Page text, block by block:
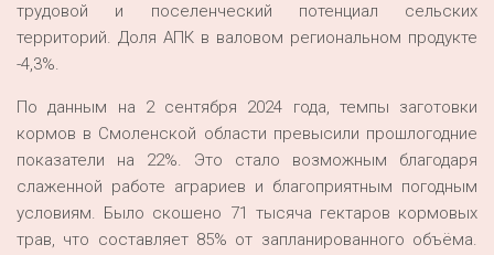
трудовой и поселенческий потенциал сельских
территорий. Доля АПК в валовом региональном продукте
-4,3%.
По данным на 2 сентября 2024 года, темпы заготовки
кормов в Смоленской области превысили прошлогодние
показатели на 22%. Это стало возможным благодаря
слаженной работе аграриев и благоприятным погодным
условиям. Было скошено 71 тысяча гектаров кормовых
трав, что составляет 85% от запланированного объёма.